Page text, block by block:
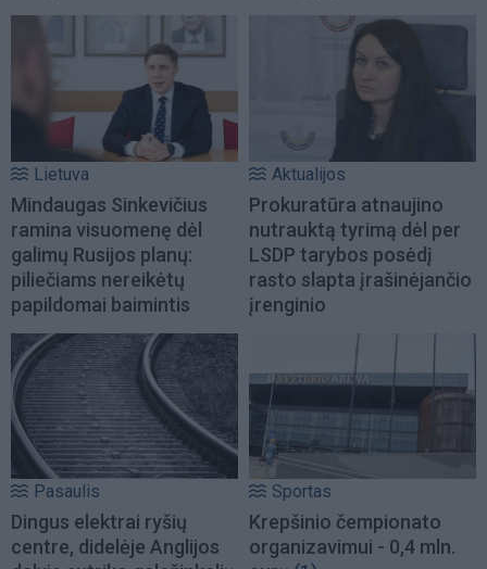
Lietuva
Mindaugas Sinkevičius
ramina visuomenę dėl
galimų Rusijos planų:
piliečiams nereikėtų
papildomai baimintis
Aktualijos
Prokuratūra atnaujino
nutrauktą tyrimą dėl per
LSDP tarybos posėdį
rasto slapta įrašinėjančio
įrenginio
Pasaulis
Dingus elektrai ryšių
centre, didelėje Anglijos
Sportas
Krepšinio čempionato
organizavimui - 0,4 mln.